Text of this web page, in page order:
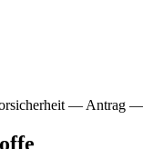
— Antrag